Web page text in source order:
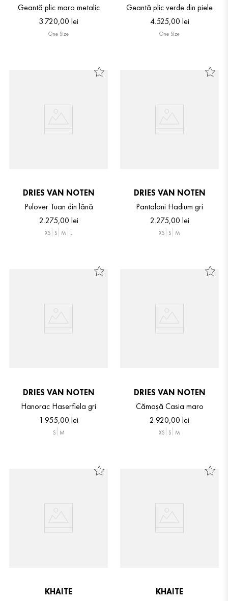
Geantă plic maro metalic
3.720,00 lei
One Size
Geantă plic verde din piele
4.525,00 lei
One Size
DRIES VAN NOTEN
Pulover Tuan din lână
2.275,00 lei
XS S M L
DRIES VAN NOTEN
Pantaloni Hadium gri
2.275,00 lei
XS S M
DRIES VAN NOTEN
Hanorac Haserfiela gri
1.955,00 lei
S M
DRIES VAN NOTEN
Cămașă Casia maro
2.920,00 lei
XS S M
KHAITE
KHAITE